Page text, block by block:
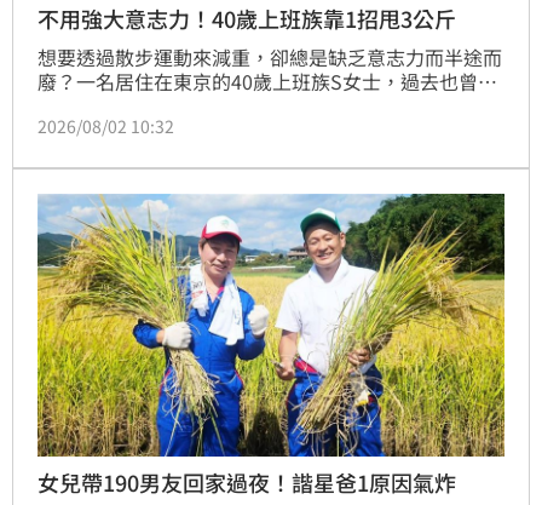
不用強大意志力！40歲上班族靠1招甩3公斤
想要透過散步運動來減重，卻總是缺乏意志力而半途而
廢？一名居住在東京的40歲上班族S女士，過去也曾面
延長運動時間或增加每日步數，僅僅改變了「散步路線
2026/08/02 10:32
女兒帶190男友回家過夜！諧星爸1原因氣炸